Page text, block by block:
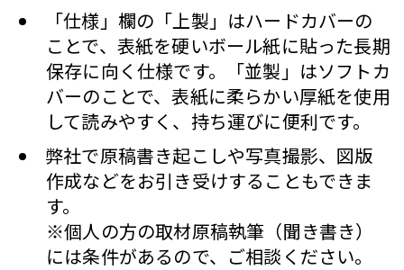
「仕様」欄の「上製」はハードカバーの
ことで、表紙を硬いボール紙に貼った長期
保存に向く仕様です。「並製」はソフトカ
バーのことで、表紙に柔らかい厚紙を使用
して読みやすく、持ち運びに便利です。
弊社で原稿書き起こしや写真撮影、図版
作成などをお引き受けすることもできま
す。
※個人の方の取材原稿執筆（聞き書き）
には条件があるので、ご相談ください。